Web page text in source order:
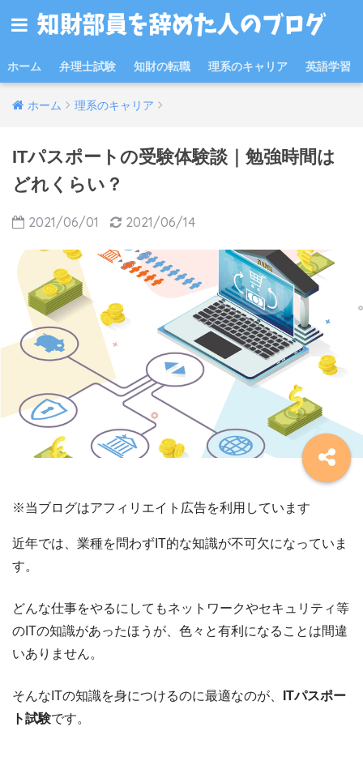
ホーム 弁理士試験 知財の転職 理系のキャリア 英語学習
ホーム 理系のキャリア
ITパスポートの受験体験談｜勉強時間は
どれくらい？
2021/06/01 2021/06/14
※当ブログはアフィリエイト広告を利用しています
近年では、業種を問わずIT的な知識が不可欠になっていま
す。
どんな仕事をやるにしてもネットワークやセキュリティ等
のITの知識があったほうが、色々と有利になることは間違
いありません。
そんなITの知識を身につけるのに最適なのが、
ITパスポー
ト試験です。